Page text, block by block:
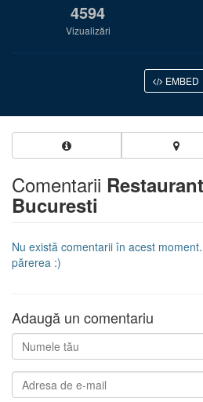
4594
Vizualizări
EMBED
Comentarii
Bucuresti
Nu există comentarii în acest
părerea :)
Adaugă un comentariu